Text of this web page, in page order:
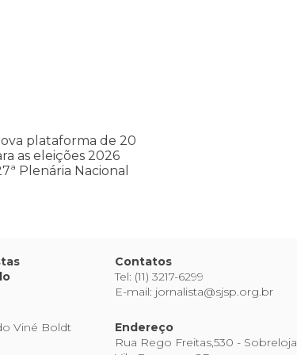
plataforma de 20
as eleições 2026
Plenária Nacional
Viné Boldt
Contatos
Tel: (11) 3217-6299
E-mail: jornalista@sjsp.org.br
Endereço
Rua Rego Freitas,530 - Sobreloja